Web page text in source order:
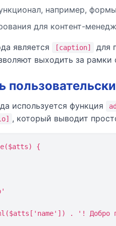
например,
для контент-
является [caption]
для
выходить за
используется функция
, который выводит
{